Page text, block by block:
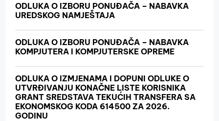
ODLUKA O IZBORU PONUĐAČA – NABAVKA
UREDSKOG NAMJEŠTAJA
ODLUKA O IZBORU PONUĐAČA – NABAVKA
KOMPJUTERA I KOMPJUTERSKE OPREME
ODLUKA O IZMJENAMA I DOPUNI ODLUKE O
UTVRĐIVANJU KONAČNE LISTE KORISNIKA
GRANT SREDSTAVA TEKUĆIH TRANSFERA SA
EKONOMSKOG KODA 614500 ZA 2026.
GODINU